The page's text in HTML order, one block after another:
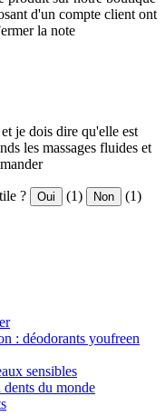
d'un compte client ont
la note
je dois dire qu'elle est
les massages fluides et
? Oui (1) Non (1)
: déodorants youfreen
sensibles
du monde